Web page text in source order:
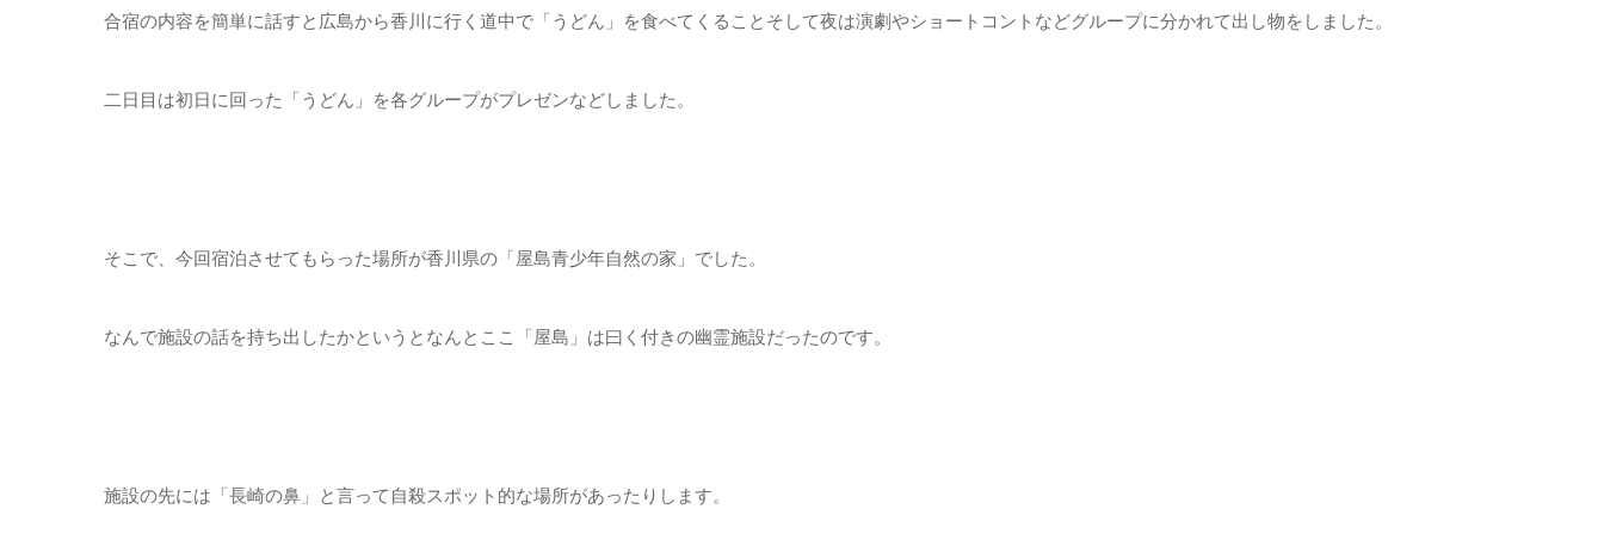
合宿の内容を簡単に話すと広島から香川に行く道中で「うどん」を食べてくることそして夜は演劇やショートコントなどグループに分かれて出し物をしました。
二日目は初日に回った「うどん」を各グループがプレゼンなどしました。
そこで、今回宿泊させてもらった場所が香川県の「屋島青少年自然の家」でした。
なんで施設の話を持ち出したかというとなんとここ「屋島」は曰く付きの幽霊施設だったのです。
施設の先には「長崎の鼻」と言って自殺スポット的な場所があったりします。